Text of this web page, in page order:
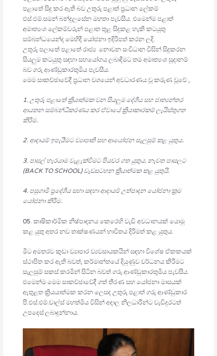
පළාතේ සිදු කර ඇති බව උතුරු පළාත් ප්‍රධාන ලේකම්
එස්.එම්.සමන් බන්දුලසේන මහතා පැවසීය. එමෙන්ම පළාත්
අමාත්‍යංශ ලේකම්වරුන් පළාත තුළ සිදුකළ හැකි කටයුතු
සම්බන්ධයෙන්ද මෙහිදී යෝජනා ඉදිරිපත් කරන ලදි.
උතුරු පලාතේ පළාතේ රාජ්‍ය නොවන සංවිධාන විසින් සිදුකරන
සියලුම කටයුතු සඳහා සහයෝගය ලබාදීමට තම අමාත්‍යංශ සූදානම්
බව ගරු ආණ්ඩුකාරතුමිය පැවසීය.
මෙම සාකච්ඡාවේදී ප්‍රධාන වශයෙන් අවධාරණය වූ කරුණ වූවේ ,
1. උතුරු පළාතේ ක්‍රියාත්මක වන සියලුම දේශීය සහ ජාත්‍යන්තර
ආයතන සම්බන්ධීකරණය කර ඒවායේ ක්‍රියාකාරකම් ලැයිස්තුගත
කිරීම.
2. ආදායම් ඉපැයීමට ව්‍යාපෘති සහ ආයෝජන සැලසුම් කළ යුතුය.
3. පාසල් හැරයාම වැළැක්වීමට පියවර ගත යුතුය. නැවත පාසලට
(BACK TO SCHOOL) වැඩසටහන ක්‍රියාත්මක කළ යුතුයි.
4. පසුගාමී ප්‍රදේශීය සභා සඳහා ආදායම් උත්පාදන යෝජනා ක්‍රම
යෝජනා කිරීම.
05. කෘෂිකාර්මික නිෂ්පාදනය කෙරෙහි වැඩි අවධානයක් යොමු
කළ යුතු අතර නව තාක්ෂණයන් භාවිතය දිරිමත් කළ යුතුය.
මීට අමතරව කුඩා ව්‍යාපාර ව්‍යවසායකයින් සඳහා විශේෂ ඒකකයක්
ස්ථාපිත කර ඇති බවත්, කර්මාන්තයේ දියුණුව වර්ධනය කිරීමට
සැලසුම් සකස් කරමින් සිටින බවත් ගරු ආණ්ඩුකාරතුමිය පැවසීය.
එමෙන්ම මෙම සාකච්ඡාවේදී ගත් තීරණ සහ යෝජනා මාසයක්
ඇතුළත ක්‍රියයාත්මක කරන ලෙසද උතුරු පළාත් ගරු ආණ්ඩුකාර
පී.එස්.එම්.චාල්ස් මහත්මිය විසින් අදාල නිලධාරීන්ට වැඩිදුරටත්
උපදෙස් ලබාදුන්නාය.